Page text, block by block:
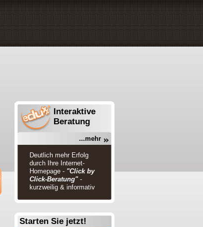
Interaktive
Beratung
Deutlich mehr Erfolg
durch Ihre Internet-
Homepage - "Click by
Click-Beratung"-
kurzweilig & informativ
...mehr
Starten Sie jetzt!